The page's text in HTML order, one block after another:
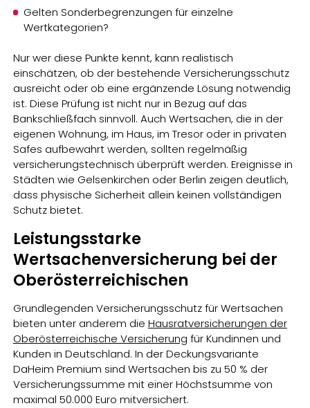
Gelten Sonderbegrenzungen für einzelne
Wertkategorien?
Nur wer diese Punkte kennt, kann realistisch
einschätzen, ob der bestehende Versicherungsschutz
ausreicht oder ob eine ergänzende Lösung notwendig
ist. Diese Prüfung ist nicht nur in Bezug auf das
Bankschließfach sinnvoll. Auch Wertsachen, die in der
eigenen Wohnung, im Haus, im Tresor oder in privaten
Safes aufbewahrt werden, sollten regelmäßig
versicherungstechnisch überprüft werden. Ereignisse in
Städten wie Gelsenkirchen oder Berlin zeigen deutlich,
dass physische Sicherheit allein keinen vollständigen
Schutz bietet.
Leistungsstarke
Wertsachenversicherung bei der
Oberösterreichischen
Grundlegenden Versicherungsschutz für Wertsachen
bieten unter anderem die Hausratversicherungen der
Oberösterreichische Versicherung für Kundinnen und
Kunden in Deutschland. In der Deckungsvariante
DaHeim Premium sind Wertsachen bis zu 50 % der
Versicherungssumme mit einer Höchstsumme von
maximal 50.000 Euro mitversichert.